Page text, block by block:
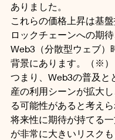
ありました。
これらの価格上昇は基
ロックチェーンへの期
Web3（分散型ウェブ）
背景にあります。（※）
つまり、Web3の普及と
産の利用シーンが拡大
る可能性があると考えら
将来性に期待が持てる
が非常に大きいリスク